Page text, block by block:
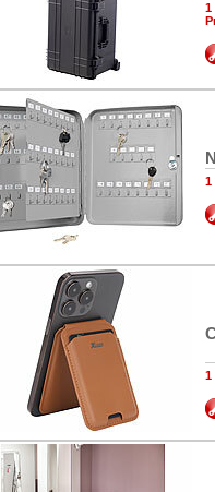
1
1
1